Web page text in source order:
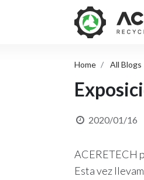
Home All Blogs
2020/01/16
ACERETECH
Esta vez